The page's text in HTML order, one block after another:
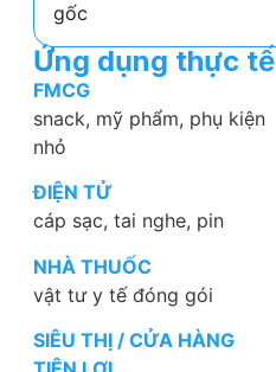
gốc
Ứng dụng thực tế
FMCG
snack, mỹ phẩm, phụ kiện
nhỏ
ĐIỆN TỬ
cáp sạc, tai nghe, pin
NHÀ THUỐC
vật tư y tế đóng gói
SIÊU THỊ / CỬA HÀNG